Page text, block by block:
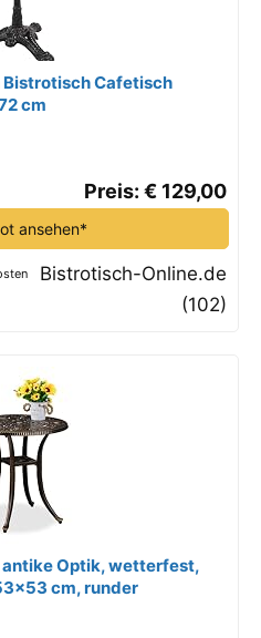
Cafetisch
cm
Preis: € 129,00
ansehen*
Bistrotisch-Online.de
(102)
Optik, wetterfest,
cm, runder